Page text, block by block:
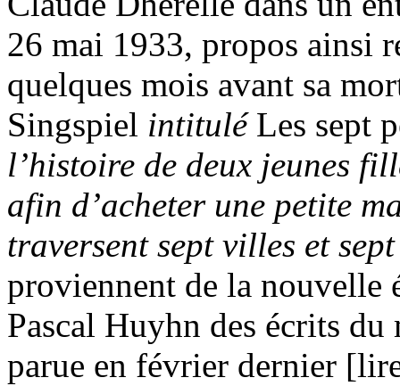
26 mai 1933, propos ainsi
quelques mois avant sa
Singspiel intitulé Les sept
l’histoire de deux jeunes
afin d’acheter une petite
traversent sept villes et sept
proviennent de la nouvelle
Pascal Huyhn des écrits
parue en février dernier